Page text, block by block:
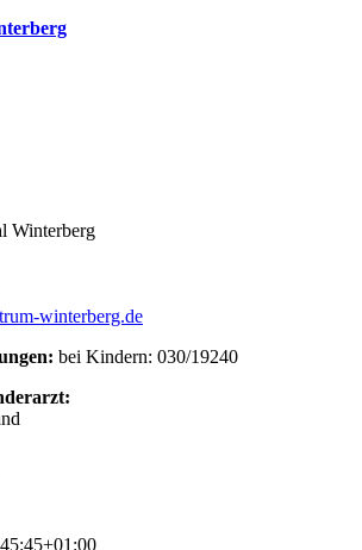
Winterberg
winterberg.de
bei Kindern: 030/19240